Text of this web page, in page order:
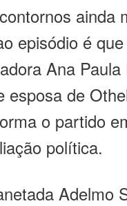
ainda
episódio é
Ana
esposa de
o partido
política.
Adelmo